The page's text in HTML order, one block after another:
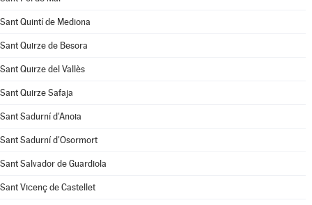
Sant Quintí de Mediona
Sant Quirze de Besora
Sant Quirze del Vallès
Sant Quirze Safaja
Sant Sadurní d'Anoia
Sant Sadurní d'Osormort
Sant Salvador de Guardiola
Sant Vicenç de Castellet